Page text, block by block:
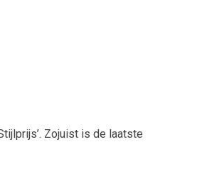
Zojuist is de laatste